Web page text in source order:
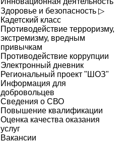
Здоровье и безопасность ▷
Кадетский класс
Противодействие терроризму,
экстремизму, вредным
привычкам
Противодействие коррупции
Электронный дневник
Региональный проект "ШОЗ"
Информация для
добровольцев
Сведения о СВО
Повышение квалификации
Оценка качества оказания
услуг
Вакансии